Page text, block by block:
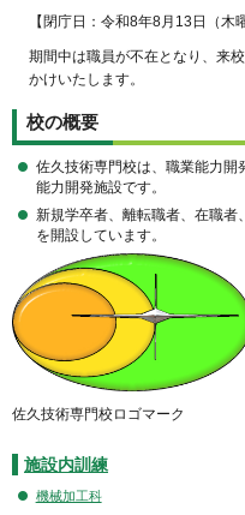
【閉庁日：令和8年8月13日（木
期間中は職員が不在となり、来
かけいたします。
校の概要
佐久技術専門校は、職業能力開
能力開発施設です。
新規学卒者、離転職者、在職者
を開設しています。
佐久技術専門校ロゴマーク
施設内訓練
機械加工科